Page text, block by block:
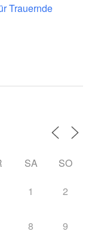
Trauernde
SA SO
1 2
8 9